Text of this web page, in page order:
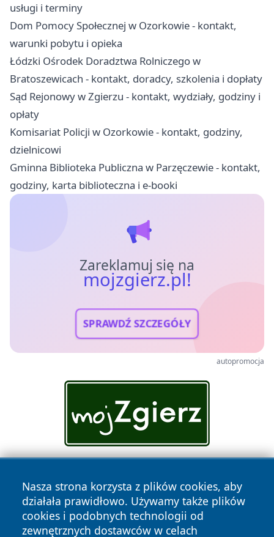
usługi i terminy
Dom Pomocy Społecznej w Ozorkowie - kontakt,
warunki pobytu i opieka
Łódzki Ośrodek Doradztwa Rolniczego w
Bratoszewicach - kontakt, doradcy, szkolenia i dopłaty
Sąd Rejonowy w Zgierzu - kontakt, wydziały, godziny i
opłaty
Komisariat Policji w Ozorkowie - kontakt, godziny,
dzielnicowi
Gminna Biblioteka Publiczna w Parzęczewie - kontakt,
godziny, karta biblioteczna i e-booki
Zareklamuj się na
mojzgierz.pl!
SPRAWDŹ SZCZEGÓŁY
autopromocja
Nasza strona korzysta z plików cookies, aby
działała prawidłowo. Używamy także plików
cookies i podobnych technologii od
zewnętrznych dostawców w celach